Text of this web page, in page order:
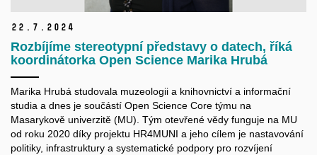
22. 7. 2024
Rozbíjíme stereotypní představy o datech, říká
koordinátorka Open Science Marika Hrubá
Marika Hrubá studovala muzeologii a knihovnictví a informační
studia a dnes je součástí Open Science Core týmu na
Masarykově univerzitě (MU). Tým otevřené vědy funguje na MU
od roku 2020 díky projektu HR4MUNI a jeho cílem je nastavování
politiky, infrastruktury a systematické podpory pro rozvíjení